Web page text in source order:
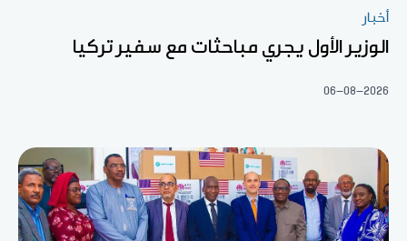
أخبار
الوزير الأول يجري مباحثات مع سفير تركيا
06-08-2026